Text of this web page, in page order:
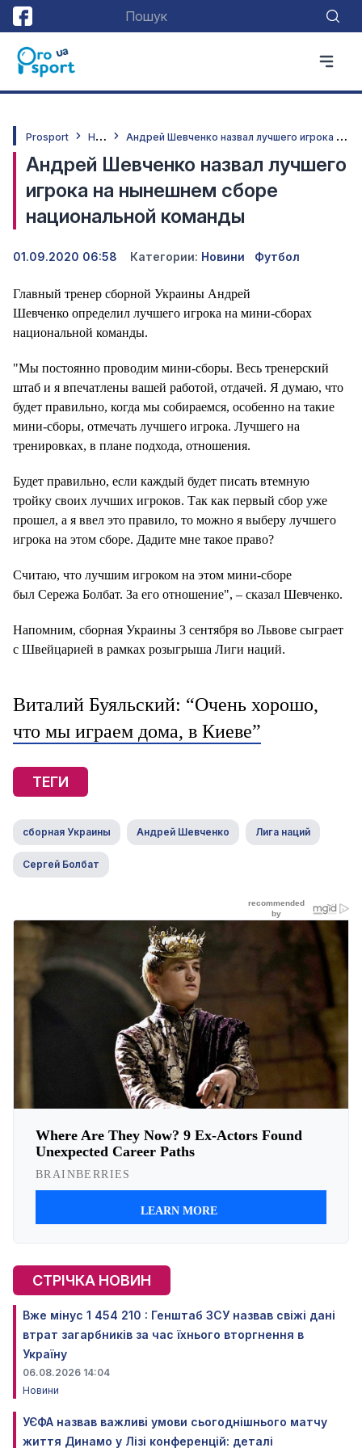
Prosport Н
овини А
ндрей Шевченко назвал лучшего игрока на нынешнем сборе национальной команды
Андрей Шевченко назвал лучшего
игрока на нынешнем сборе
национальной команды
01.09.2020 06:58 Категории: Новини Футбол
Главный тренер сборной Украины Андрей
Шевченко определил лучшего игрока на мини-сборах
национальной команды.
"Мы постоянно проводим мини-сборы. Весь тренерский
штаб и я впечатлены вашей работой, отдачей. Я думаю, что
будет правильно, когда мы собираемся, особенно на такие
мини-сборы, отмечать лучшего игрока. Лучшего на
тренировках, в плане подхода, отношения.
Будет правильно, если каждый будет писать втемную
тройку своих лучших игроков. Так как первый сбор уже
прошел, а я ввел это правило, то можно я выберу лучшего
игрока на этом сборе. Дадите мне такое право?
Считаю, что лучшим игроком на этом мини-сборе
был Сережа Болбат. За его отношение", – сказал Шевченко.
Напомним, сборная Украины 3 сентября во Львове сыграет
с Швейцарией в рамках розыгрыша Лиги наций.
Виталий Буяльский: “Очень хорошо,
что мы играем дома, в Киеве”
ТЕГИ
сборная Украины Андрей Шевченко Лига наций
Сергей Болбат
СТРІЧКА НОВИН
Вже мінус 1 454 210 : Генштаб ЗСУ назвав свіжі дані
втрат загарбників за час їхнього вторгнення в
Україну
06.08.2026 14:04
Новини
УЄФА назвав важливі умови сьогоднішнього матчу
життя Динамо у Лізі конференцій: деталі